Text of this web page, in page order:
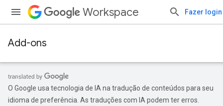
Workspace Fazer login
Add-ons
O Google usa tecnologia de IA na tradução de conteúdos para seu
idioma de preferência. As traduções com IA podem ter erros.